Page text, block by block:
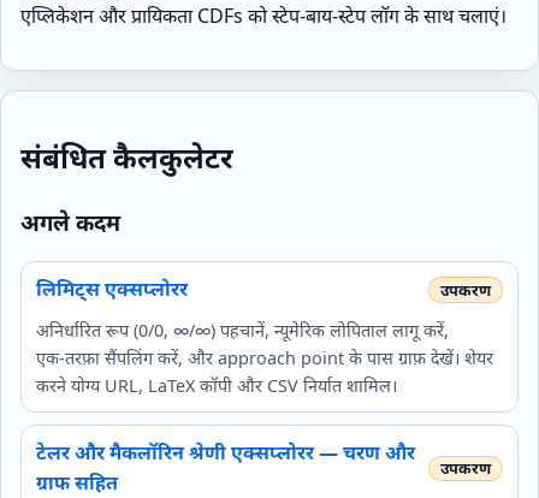
एप्लिकेशन और प्रायिकता CDFs को स्टेप‑बाय‑स्टेप लॉग के साथ चलाएं।
संबंधित कैलकुलेटर
अगले कदम
लिमिट्स एक्सप्लोरर
अनिर्धारित रूप (0/0, ∞/∞) पहचानें, न्यूमेरिक लोपिताल लागू करें,
एक‑तरफ़ा सैंपलिंग करें, और approach point के पास ग्राफ़ देखें। शेयर
करने योग्य URL, LaTeX कॉपी और CSV निर्यात शामिल।
टेलर और मैकलॉरिन श्रेणी एक्सप्लोरर — चरण और
ग्राफ सहित